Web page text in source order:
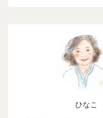
ひなこ